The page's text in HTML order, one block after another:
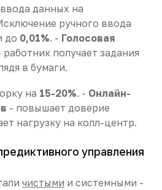
данных на
ручного ввода
до 0,01%. - Голосовая
получает задания
в бумаги.
на 15-20%. - Онлайн-
- повышает доверие
нагрузку на колл-центр.
управления
чистыми и системными -